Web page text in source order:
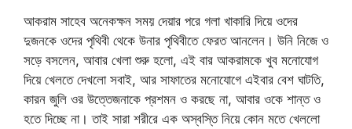
আকরাম সাহেব অনেকক্ষন সময় দেয়ার পরে গলা খাকারি দিয়ে ওদের
দুজনকে ওদের পৃথিবী থেকে উনার পৃথিবীতে ফেরত আনলেন। উনি নিজে ও
সড়ে বসলেন, আবার খেলা শুরু হলো, এই বার আকরামকে খুব মনোযোগ
দিয়ে খেলতে দেখলো সবাই, আর সাফাতের মনোযোগে এইবার বেশ ঘাটতি,
কারন জুলি ওর উত্তেজনাকে প্রশমন ও করছে না, আবার ওকে শান্ত ও
হতে দিচ্ছে না। তাই সারা শরীরে এক অস্বস্তি নিয়ে কোন মতে খেললো